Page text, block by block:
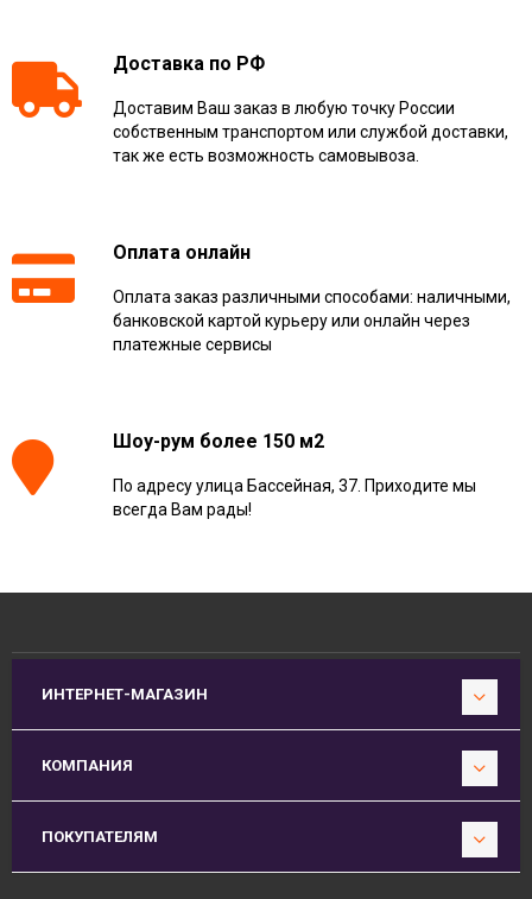
Доставка по РФ
Доставим Ваш заказ в любую точку России
собственным транспортом или службой доставки,
так же есть возможность самовывоза.
Оплата онлайн
Оплата заказ различными способами: наличными,
банковской картой курьеру или онлайн через
платежные сервисы
Шоу-рум более 150 м2
По адресу улица Бассейная, 37. Приходите мы
всегда Вам рады!
ИНТЕРНЕТ-МАГАЗИН
КОМПАНИЯ
ПОКУПАТЕЛЯМ